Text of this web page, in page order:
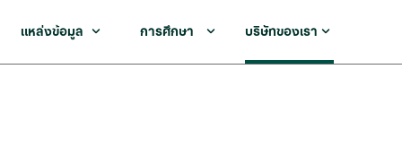
แหล่งข้อมูล การศึกษา บริษัทของเรา